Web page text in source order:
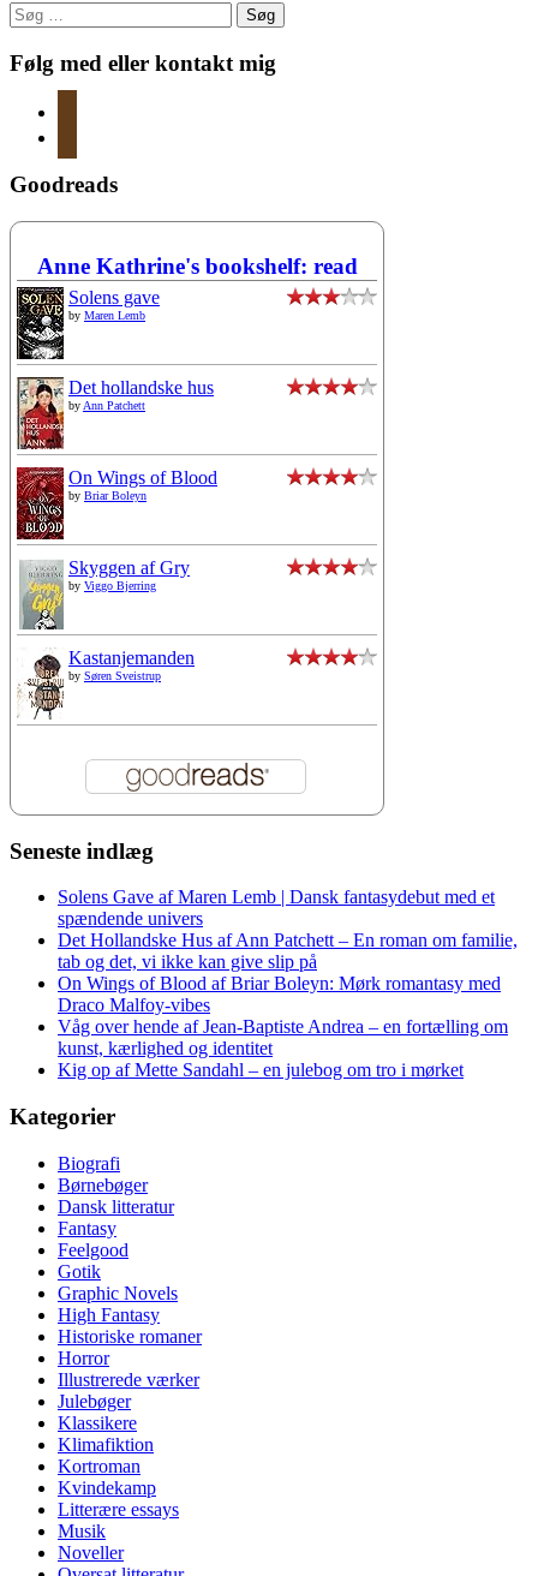
Søg
efter:
Følg med eller kontakt mig
Goodreads
Anne Kathrine's bookshelf: read
Solens gave
by Maren Lemb
Det hollandske hus
by Ann Patchett
On Wings of Blood
by Briar Boleyn
Skyggen af Gry
by Viggo Bjerring
Kastanjemanden
by Søren Sveistrup
Seneste indlæg
Solens Gave af Maren Lemb | Dansk fantasydebut med et
spændende univers
Det Hollandske Hus af Ann Patchett – En roman om familie,
tab og det, vi ikke kan give slip på
On Wings of Blood af Briar Boleyn: Mørk romantasy med
Draco Malfoy-vibes
Våg over hende af Jean-Baptiste Andrea – en fortælling om
kunst, kærlighed og identitet
Kig op af Mette Sandahl – en julebog om tro i mørket
Kategorier
Biografi
Børnebøger
Dansk litteratur
Fantasy
Feelgood
Gotik
Graphic Novels
High Fantasy
Historiske romaner
Horror
Illustrerede værker
Julebøger
Klassikere
Klimafiktion
Kortroman
Kvindekamp
Litterære essays
Musik
Noveller